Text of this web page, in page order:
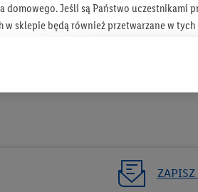
ZAPISZ
domowego. Jeśli są Państwo uczestnikami
w sklepie będą również przetwarzane w
jako niezależny
reklam opiera się na generowaniu
grup docelowych (tzw. segmentów).
się również w celu pomiaru wydajności/